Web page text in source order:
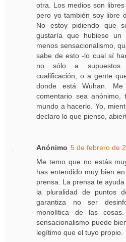
otra. Los medios son
pero yo también soy libre
No estoy pidiendo que
gustaría que hubiese un
menos sensacionalismo,
sabe de esto -lo cual sí
no sólo a supuestos
cualificación, o a gente
donde está Wuhan.
comentario sea
mundo a hacerlo. Yo,
declaro lo que pienso,
Anónimo 5 de febrero de
Me temo que no estás
has entendido muy bien
prensa. La prensa te
la pluralidad de puntos
garantiza no ser
monolítica de las
sensacionalismo puede
legítimo que el tuyo propio.